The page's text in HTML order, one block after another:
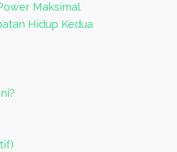
Maksimal
Hidup Kedua